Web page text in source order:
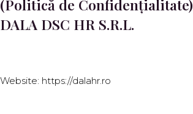
(Politică de Confidențialitate)
DALA DSC HR S.R.L.
Website: https://dalahr.ro